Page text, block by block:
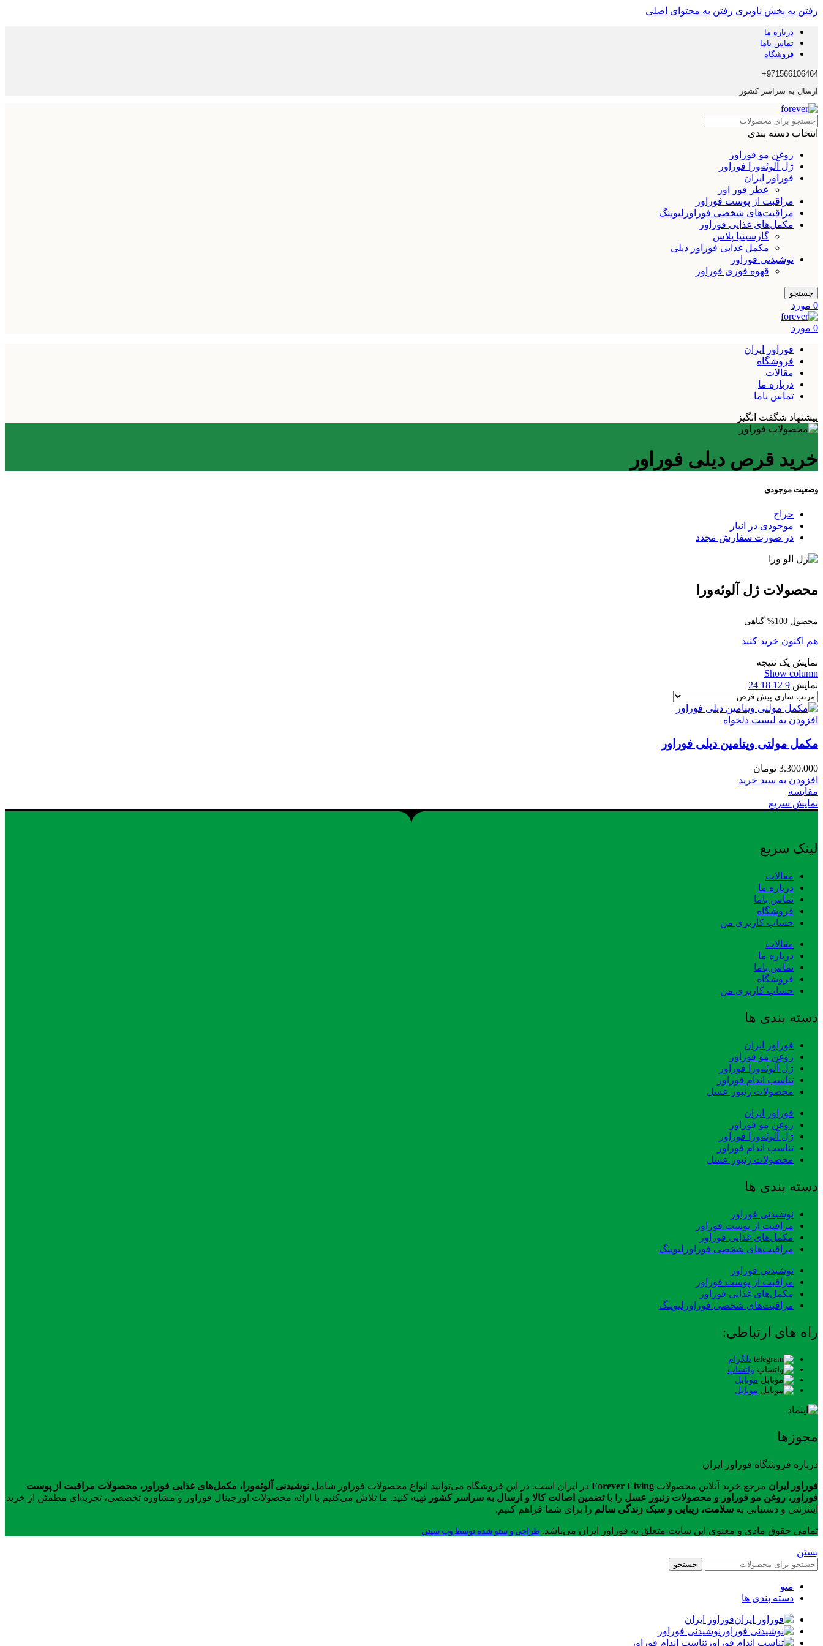
رفتن به بخش ناوبری رفتن به محتوای اصلی
درباره ما
تماس باما
فروشگاه
971566106464+
ارسال به سراسر کشور
انتخاب دسته بندی
روغن مو فوراور
ژل آلوئه‌ورا فوراور
فوراور ایران
عطر فور اور
مراقبت از پوست فوراور
مراقبت‌های شخصی فوراورلیوینگ
مکمل‌های غذایی فوراور
گارسینیا پلاس
مکمل غذایی فوراور دیلی
نوشیدنی فوراور
قهوه فوری فوراور
جستجو
0 مورد
0 مورد
فوراور ایران
فروشگاه
مقالات
درباره ما
تماس باما
پیشنهاد شگفت انگیز
خرید قرص دیلی فوراور
وضعیت موجودی
حراج
موجودی در انبار
در صورت سفارش مجدد
محصولات ژل آلوئه‌ورا
محصول 100% گیاهی
هم اکنون خرید کنید
نمایش یک نتیجه
Show column
نمایش 9
12
18
24
افزودن به لیست دلخواه
مکمل مولتی ویتامین دیلی فوراور
3.300.000 تومان
افزودن به سبد خرید
مقایسه
نمایش سریع
لینک سریع
مقالات
درباره ما
تماس باما
فروشگاه
حساب کاربری من
مقالات
درباره ما
تماس باما
فروشگاه
حساب کاربری من
دسته بندی ها
فوراور ایران
روغن مو فوراور
ژل آلوئه‌ورا فوراور
تناسب اندام فوراور
محصولات زنبور عسل
فوراور ایران
روغن مو فوراور
ژل آلوئه‌ورا فوراور
تناسب اندام فوراور
محصولات زنبور عسل
دسته بندی ها
نوشیدنی فوراور
مراقبت از پوست فوراور
مکمل‌های غذایی فوراور
مراقبت‌های شخصی فوراورلیوینگ
نوشیدنی فوراور
مراقبت از پوست فوراور
مکمل‌های غذایی فوراور
مراقبت‌های شخصی فوراورلیوینگ
راه های ارتباطی:
تلگرام
واتساپ
موبایل
موبایل
مجوزها
درباره فروشگاه فوراور ایران
فوراور ایران مرجع خرید آنلاین محصولات Forever Living در ایران است. در این فروشگاه می‌توانید انواع محصولات فوراور شامل نوشیدنی آلوئه‌ورا، مکمل‌های غذایی فوراور، محصولات مراقبت از پوست
فوراور، روغن مو فوراور و محصولات زنبور عسل را باتضمین اصالت کالا و ارسال به سراسر کشور تهیه کنید. ما تلاش می‌کنیم با ارائه محصولات اورجینال فوراور و مشاوره تخصصی، تجربه‌ای مطمئن از خرید
اینترنتی و دستیابی به سلامت، زیبایی و سبک زندگی سالم را برای شما فراهم کنیم.
تمامی حقوق مادی و معنوی این سایت متعلق به فوراور ایران می‌باشد. طراحی و سئو شده توسط وب سیتی
بستن
جستجو
منو
دسته بندی ها
فوراور ایران
نوشیدنی فوراور
تناسب اندام فوراور